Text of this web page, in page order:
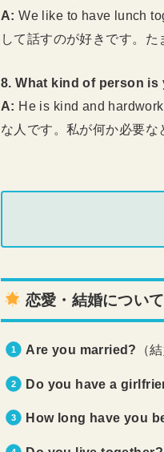
A: We like to have lunch
して話すのが好きです。た
8. What kind of person is
A: He is kind and
な人です。私が何か必要な
恋愛・結婚につい
Are you married? （
Do you have a
How long have you